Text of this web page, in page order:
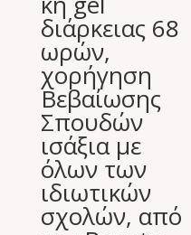
διάρκειας 68
ωρών,
χορήγηση
Βεβαίωσης
Σπουδών
ισάξια με
όλων των
ιδιωτικών
σχολών, από